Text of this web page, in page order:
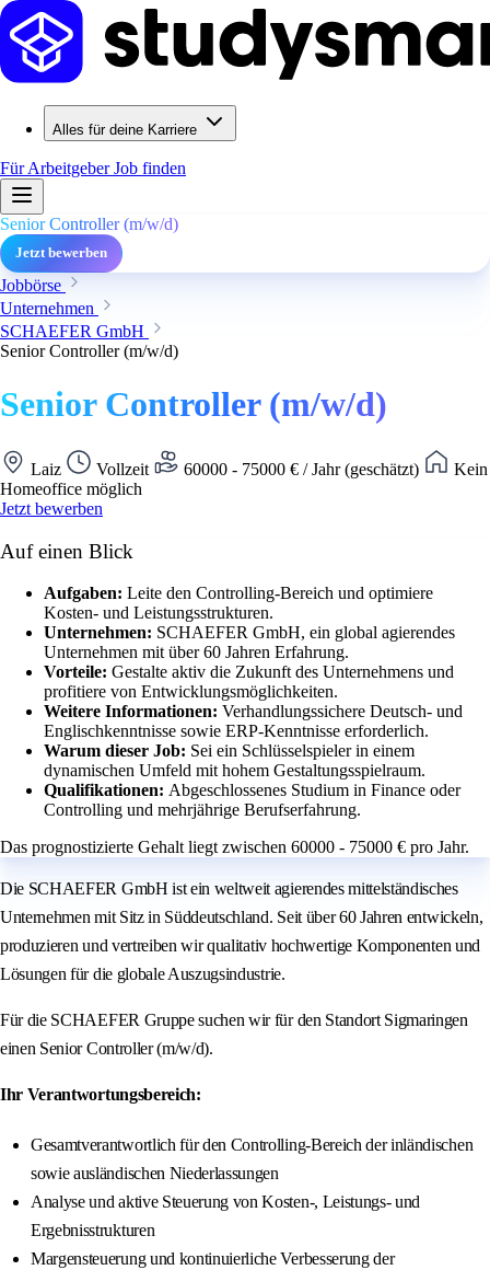
Alles für deine Karriere
Für ArbeitgeberJob finden
Senior Controller (m/w/d)
Jetzt bewerben
Jobbörse
Unternehmen
SCHAEFER GmbH
Senior Controller (m/w/d)
Senior Controller (m/w/d)
Laiz Vollzeit 60000 - 75000 € / Jahr (geschätzt)
Kein
Homeoffice möglich
Jetzt bewerben
Auf einen Blick
Aufgaben: Leite den Controlling-Bereich und optimiere
Kosten- und Leistungsstrukturen.
Unternehmen: SCHAEFER GmbH, ein global agierendes
Unternehmen mit über 60 Jahren Erfahrung.
Vorteile: Gestalte aktiv die Zukunft des Unternehmens und
profitiere von Entwicklungsmöglichkeiten.
Weitere Informationen: Verhandlungssichere Deutsch- und
Englischkenntnisse sowie ERP-Kenntnisse erforderlich.
Warum dieser Job: Sei ein Schlüsselspieler in einem
dynamischen Umfeld mit hohem Gestaltungsspielraum.
Qualifikationen: Abgeschlossenes Studium in Finance oder
Controlling und mehrjährige Berufserfahrung.
Das prognostizierte Gehalt liegt zwischen 60000 - 75000 € pro Jahr.
Die SCHAEFER GmbH ist ein weltweit agierendes mittelständisches
Unternehmen mit Sitz in Süddeutschland. Seit über 60 Jahren entwickeln,
produzieren und vertreiben wir qualitativ hochwertige Komponenten und
Lösungen für die globale Auszugsindustrie.
Für die SCHAEFER Gruppe suchen wir für den Standort Sigmaringen
einen Senior Controller (m/w/d).
Ihr Verantwortungsbereich:
Gesamtverantwortlich für den Controlling-Bereich der inländischen
sowie ausländischen Niederlassungen
Analyse und aktive Steuerung von Kosten-, Leistungs- und
Ergebnisstrukturen
Margensteuerung und kontinuierliche Verbesserung der